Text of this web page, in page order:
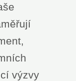
výzvy